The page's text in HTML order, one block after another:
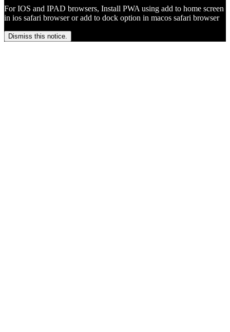
For IOS and IPAD browsers, Install PWA using add to home screen
in ios safari browser or add to dock option in macos safari browser
Dismiss this notice.